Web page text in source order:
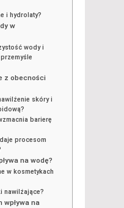
i hydrolaty?
w
wody i
z obecności
skóry i
barierę
procesom
na wodę?
w kosmetykach
nawilżające?
wpływa na